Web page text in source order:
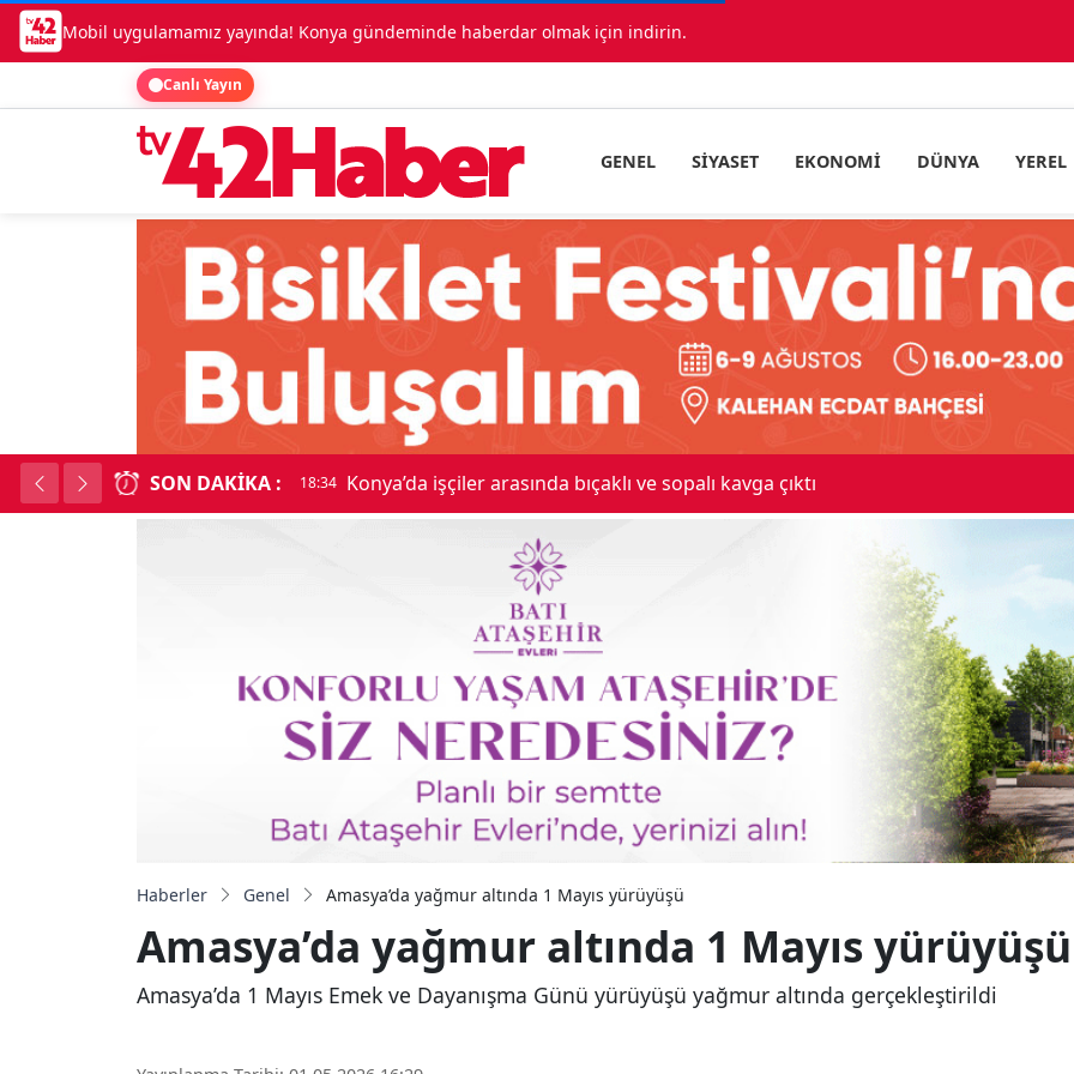
Mobil uygulamamız yayında! Konya gündeminde haberdar olmak için indirin.
Canlı Yayın
GENEL SIYASET EKONOMI DÜNYA YEREL
SON DAKIKA : 18:34 Lüks otomobille kar maskeli milyonluk soygun
Haberler Genel Amasya’da yağmur altında 1 Mayıs yürüyüşü
Amasya’da yağmur altında 1 Mayıs yürüyüşü
Amasya’da 1 Mayıs Emek ve Dayanışma Günü yürüyüşü yağmur altında gerçekleştirildi